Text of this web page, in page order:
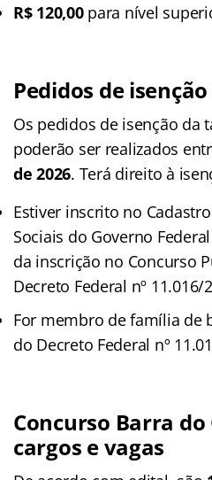
R$ 120,00para nível
Pedidos de isenção
Os pedidos de isenção da
poderão ser realizados
de 2026. Terá direito à
Estiver inscrito no
Sociais do Governo
da inscrição no Concurso
Decreto Federal nº 11.016/
For membro de família de
do Decreto Federal nº
Concurso Barra do
cargos e vagas